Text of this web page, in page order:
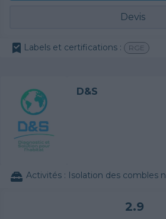
Devis
Labels et certifications : RGE
D&S
Activités : Isolation des combles non aménageables, Rénovation d'appartement / de maison, Couverture tuiles / petits éléments
2.9